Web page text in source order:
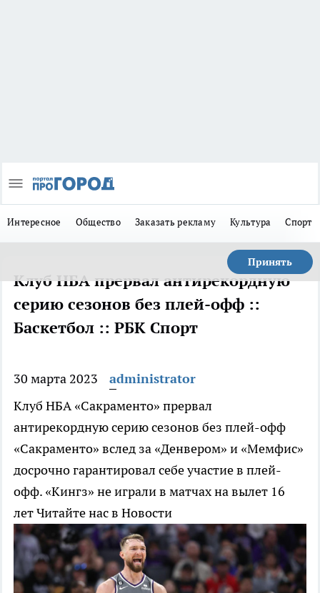
Интересное Общество Заказать рекламу Культура Спорт
Принять
Клуб НБА прервал антирекордную
серию сезонов без плей-офф ::
Баскетбол :: РБК Спорт
30 марта 2023
administrator
Клуб НБА «Сакраменто» прервал
антирекордную серию сезонов без плей-офф
«Сакраменто» вслед за «Денвером» и «Мемфис»
досрочно гарантировал себе участие в плей-
офф. «Кингз» не играли в матчах на вылет 16
летЧитайте нас в Новости